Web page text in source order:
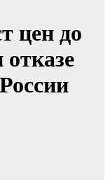
цен до
отказе